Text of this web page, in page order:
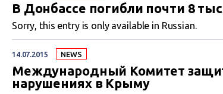
В Донбассе погибли почти 8
Sorry, this entry is only available in Russian.
14.07.2015 NEWS
Международный Комитет
нарушениях в Крыму